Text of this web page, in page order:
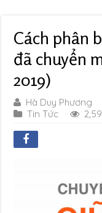
Cách phân
đã chuyển
2019)
Hà Duy Phương
Tin Tức